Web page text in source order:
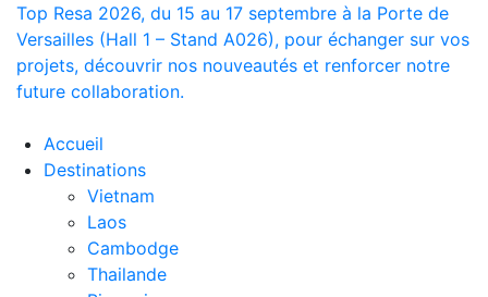
Top Resa 2026, du 15 au 17 septembre à la Porte de
Versailles (Hall 1 – Stand A026), pour échanger sur vos
projets, découvrir nos nouveautés et renforcer notre
future collaboration.
Accueil
Destinations
Vietnam
Laos
Cambodge
Thailande